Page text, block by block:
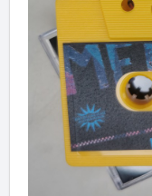
Artikel
Dein Warenkorb ist für